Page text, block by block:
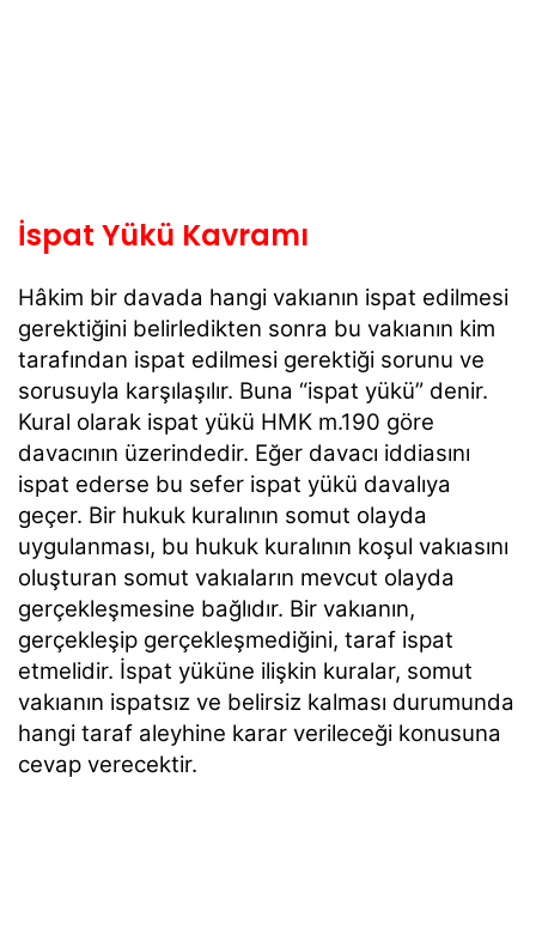
İspat Yükü Kavramı
Hâkim bir davada hangi vakıanın ispat edilmesi
gerektiğini belirledikten sonra bu vakıanın kim
tarafından ispat edilmesi gerektiği sorunu ve
sorusuyla karşılaşılır. Buna “ispat yükü” denir.
Kural olarak ispat yükü HMK m.190 göre
davacının üzerindedir. Eğer davacı iddiasını
ispat ederse bu sefer ispat yükü davalıya
geçer. Bir hukuk kuralının somut olayda
uygulanması, bu hukuk kuralının koşul vakıasını
oluşturan somut vakıaların mevcut olayda
gerçekleşmesine bağlıdır. Bir vakıanın,
gerçekleşip gerçekleşmediğini, taraf ispat
etmelidir. İspat yüküne ilişkin kuralar, somut
vakıanın ispatsız ve belirsiz kalması durumunda
hangi taraf aleyhine karar verileceği konusuna
cevap verecektir.